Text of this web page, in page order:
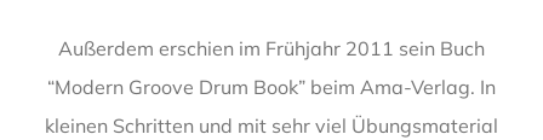
Außerdem erschien im Frühjahr 2011 sein Buch
“Modern Groove Drum Book” beim Ama-Verlag. In
kleinen Schritten und mit sehr viel Übungsmaterial